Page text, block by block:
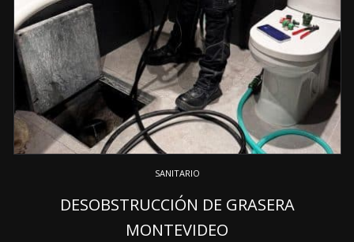
SANITARIO
DESOBSTRUCCIÓN DE GRASERA
MONTEVIDEO